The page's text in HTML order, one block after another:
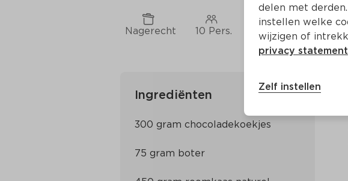
Nagerecht 10 Pers. Ca. 50 Min
Ingrediënten
delen met
instellen welke
wijzigen of
privacy statement
Zelf instellen